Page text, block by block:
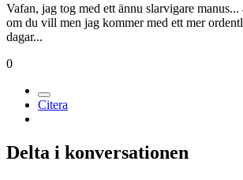
Vafan, jag tog med ett ännu slarvigare
om du vill men jag kommer med ett mer
dagar...
0
Citera
Delta i konversationen